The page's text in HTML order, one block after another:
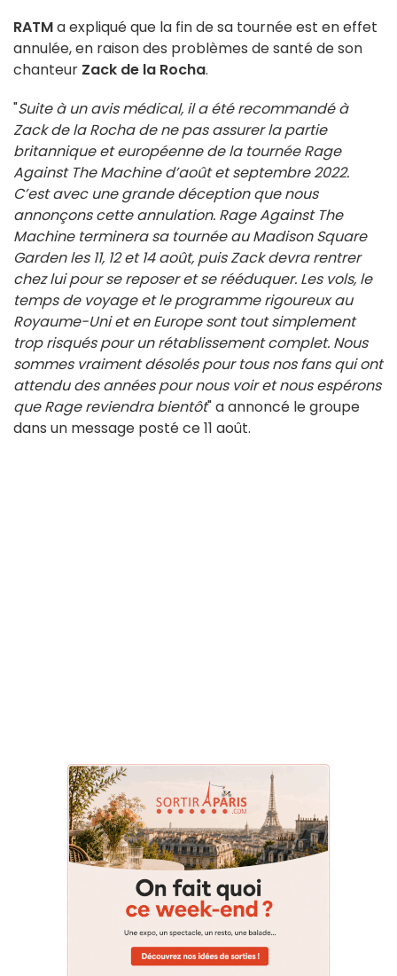
RATMa expliqué que la fin de sa tournée est en effet
annulée, en raison des problèmes de santé de son
chanteur Zack de la Rocha.
"Suite à un avis médical, il a été recommandé à
Zack de la Rocha de ne pas assurer la partie
britannique et européenne de la tournée Rage
Against The Machine d’août et septembre 2022.
C’est avec une grande déception que nous
annonçons cette annulation. Rage Against The
Machine terminera sa tournée au Madison Square
Garden les 11, 12 et 14 août, puis Zack devra rentrer
chez lui pour se reposer et se rééduquer. Les vols, le
temps de voyage et le programme rigoureux au
Royaume-Uni et en Europe sont tout simplement
trop risqués pour un rétablissement complet. Nous
sommes vraiment désolés pour tous nos fans qui ont
attendu des années pour nous voir et nous espérons
que Rage reviendra bientôt" a annoncé le groupe
dans un message posté ce 11 août.